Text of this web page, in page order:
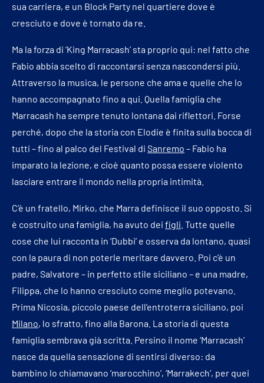
sua carriera, e un Block Party nel quartiere dove è
cresciuto e dove è tornato da re.
Ma la forza di ‘King Marracash’ sta proprio qui: nel fatto che
Fabio abbia scelto di raccontarsi senza nascondersi più.
Attraverso la musica, le persone che ama e quelle che lo
hanno accompagnato fino a qui. Quella famiglia che
Marracash ha sempre tenuto lontana dai riflettori. Forse
perché, dopo che la storia con Elodie è finita sulla bocca di
tutti – fino al palco del Festival di Sanremo – Fabio ha
imparato la lezione, e cioè quanto possa essere violento
lasciare entrare il mondo nella propria intimità.
C’è un fratello, Mirko, che Marra definisce il suo opposto. Si
è costruito una famiglia, ha avuto dei figli . Tutte quelle
cose che lui racconta in ‘Dubbi’ e osserva da lontano, quasi
con la paura di non poterle meritare davvero. Poi c’è un
padre, Salvatore – in perfetto stile siciliano – e una madre,
Filippa, che lo hanno cresciuto come meglio potevano.
Prima Nicosia, piccolo paese dell’entroterra siciliano, poi
Milano, lo sfratto, fino alla Barona. La storia di questa
famiglia sembrava già scritta. Persino il nome ‘Marracash’
nasce da quella sensazione di sentirsi diverso: da
bambino lo chiamavano ‘marocchino’, ‘Marrakech’, per quei